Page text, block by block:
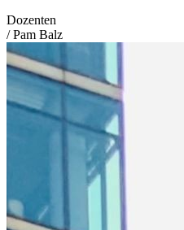
Dozenten
/Pam Balz